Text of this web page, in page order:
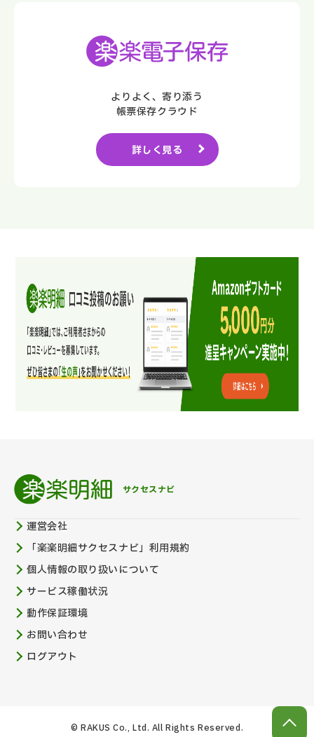
よりよく、寄り添う
帳票保存クラウド
詳しく見る
サクセスナビ
運営会社
「楽楽明細サクセスナビ」利用規約
個人情報の取り扱いについて
サービス稼働状況
動作保証環境
お問い合わせ
ログアウト
© RAKUS Co., Ltd. All Rights Reserved.